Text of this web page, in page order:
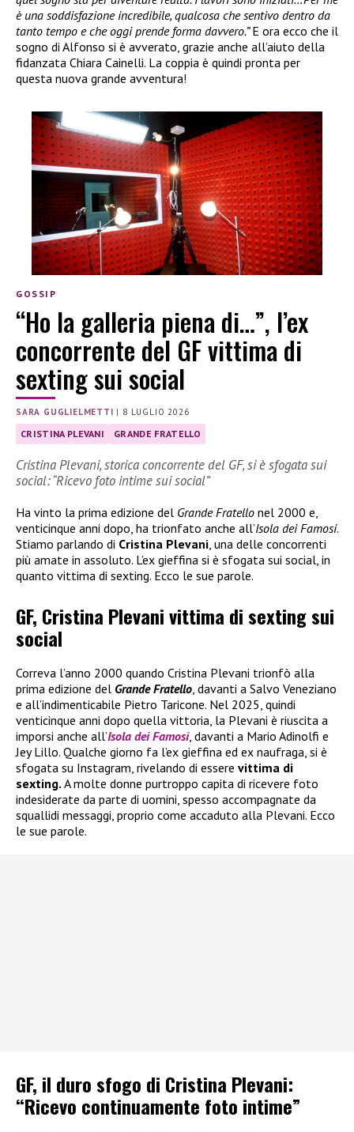
è una soddisfazione incredibile, qualcosa che sentivo dentro da
tanto tempo e che oggi prende forma davvero.”E ora ecco che il
sogno di Alfonso si è avverato, grazie anche all’aiuto della
fidanzata Chiara Cainelli. La coppia è quindi pronta per
questa nuova grande avventura!
GOSSIP
“Ho la galleria piena di…”, l’ex
concorrente del GF vittima di
sexting sui social
SARA GUGLIELMETTI | 8 LUGLIO 2026
CRISTINA PLEVANI GRANDE FRATELLO
Cristina Plevani, storica concorrente del GF, si è sfogata sui
social: “Ricevo foto intime sui social”
Ha vinto la prima edizione del Grande Fratello nel 2000 e,
venticinque anni dopo, ha trionfato anche all’Isola dei Famosi.
Stiamo parlando di Cristina Plevani, una delle concorrenti
più amate in assoluto. L’ex gieffina si è sfogata sui social, in
quanto vittima di sexting. Ecco le sue parole.
GF, Cristina Plevani vittima di sexting sui
social
Correva l’anno 2000 quando Cristina Plevani trionfò alla
prima edizione del Grande Fratello , davanti a Salvo Veneziano
e all’indimenticabile Pietro Taricone. Nel 2025, quindi
venticinque anni dopo quella vittoria, la Plevani è riuscita a
imporsi anche all’Isola dei Famosi, davanti a Mario Adinolfi e
Jey Lillo. Qualche giorno fa l’ex gieffina ed ex naufraga, si è
sfogata su Instagram, rivelando di essere vittima di
sexting. A molte donne purtroppo capita di ricevere foto
indesiderate da parte di uomini, spesso accompagnate da
squallidi messaggi, proprio come accaduto alla Plevani. Ecco
le sue parole.
GF, il duro sfogo di Cristina Plevani:
“Ricevo continuamente foto intime”